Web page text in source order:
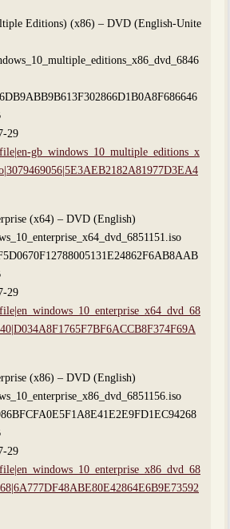
Editions) (x86) – DVD (English-Unite
29
gb_windows_10_multiple_editions_x
(x64) – DVD (English)
29
(x86) – DVD (English)
29